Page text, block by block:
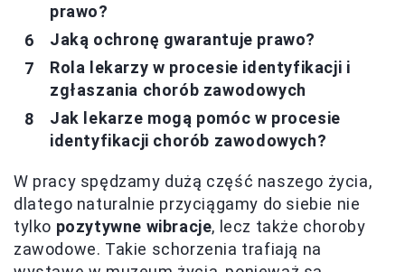
prawo?
Jaką ochronę gwarantuje prawo?
Rola lekarzy w procesie identyfikacji i
zgłaszania chorób zawodowych
Jak lekarze mogą pomóc w procesie
identyfikacji chorób zawodowych?
W pracy spędzamy dużą część naszego życia,
dlatego naturalnie przyciągamy do siebie nie
tylko pozytywne wibracje, lecz także choroby
zawodowe. Takie schorzenia trafiają na